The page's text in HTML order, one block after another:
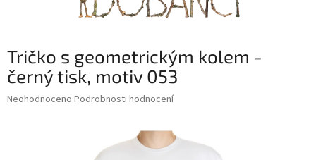
Tričko s geometrickým kolem -
černý tisk, motiv 053
Průměrné
Neohodnoceno Podrobnosti hodnocení